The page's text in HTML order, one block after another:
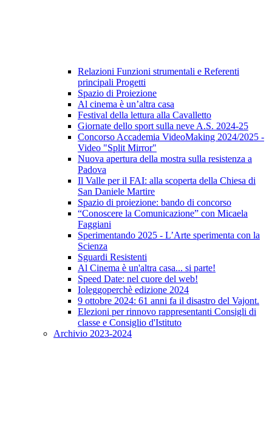
Relazioni Funzioni strumentali e Referenti
principali Progetti
Spazio di Proiezione
Al cinema è un’altra casa
Festival della lettura alla Cavalletto
Giornate dello sport sulla neve A.S. 2024-25
Concorso Accademia VideoMaking 2024/2025 -
Video "Split Mirror"
Nuova apertura della mostra sulla resistenza a
Padova
Il Valle per il FAI: alla scoperta della Chiesa di
San Daniele Martire
Spazio di proiezione: bando di concorso
“Conoscere la Comunicazione” con Micaela
Faggiani
Sperimentando 2025 - L’Arte sperimenta con la
Scienza
Sguardi Resistenti
Al Cinema è un'altra casa... si parte!
Speed Date: nel cuore del web!
Ioleggoperchè edizione 2024
9 ottobre 2024: 61 anni fa il disastro del Vajont.
Elezioni per rinnovo rappresentanti Consigli di
classe e Consiglio d'Istituto
Archivio 2023-2024